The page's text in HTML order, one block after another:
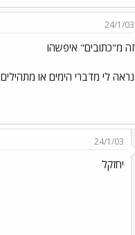
24/1/03
זה מ"כתובים" איפשהו
נראה לי מדברי הימים או מתהילים
24/1/03
יחזקל